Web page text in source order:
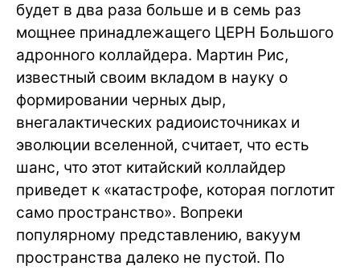
будет в два раза больше и в семь раз
мощнее принадлежащего ЦЕРН Большого
адронного коллайдера. Мартин Рис,
известный своим вкладом в науку о
формировании черных дыр,
внегалактических радиоисточниках и
эволюции вселенной, считает, что есть
шанс, что этот китайский коллайдер
приведет к «катастрофе, которая поглотит
само пространство». Вопреки
популярному представлению, вакуум
пространства далеко не пустой. По